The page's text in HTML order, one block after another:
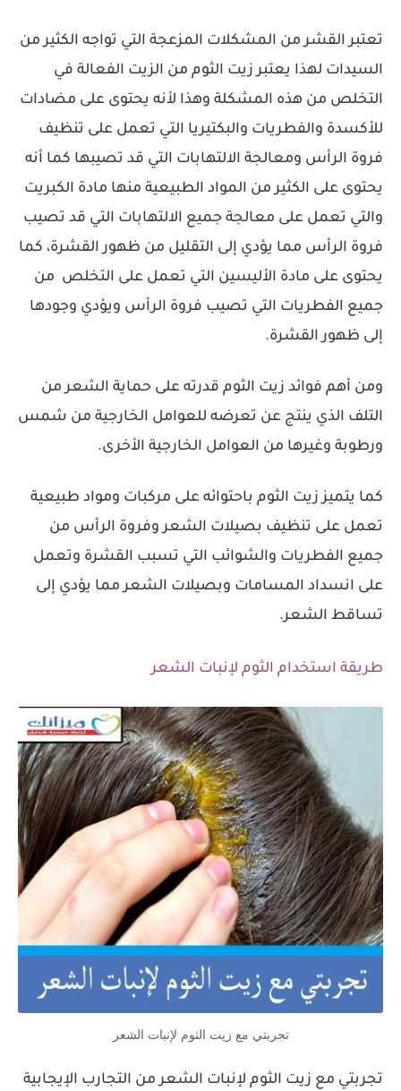
تعتبر القشر من المشكلات المزعجة التي تواجه الكثير من
السيدات لهذا يعتبر زيت الثوم من الزيت الفعالة في
التخلص من هذه المشكلة وهذا لأنه يحتوى على مضادات
للأكسدة والفطريات والبكتيريا التي تعمل على تنظيف
فروة الرأس ومعالجة الالتهابات التي قد تصيبها كما أنه
يحتوى على الكثير من المواد الطبيعية منها مادة الكبريت
والتي تعمل على معالجة جميع الالتهابات التي قد تصيب
فروة الرأس مما يؤدي إلى التقليل من ظهور القشرة، كما
يحتوى على مادة الأليسين التي تعمل على التخلص من
جميع الفطريات التي تصيب فروة الرأس ويؤدي وجودها
إلى ظهور القشرة.
ومن أهم فوائد زيت الثوم قدرته على حماية الشعر من
التلف الذي ينتج عن تعرضه للعوامل الخارجية من شمس
ورطوبة وغيرها من العوامل الخارجية الأخرى.
كما يتميز زيت الثوم باحتوائه على مركبات ومواد طبيعية
تعمل على تنظيف بصيلات الشعر وفروة الرأس من
جميع الفطريات والشوائب التي تسبب القشرة وتعمل
على انسداد المسامات وبصيلات الشعر مما يؤدي إلى
تساقط الشعر.
طريقة استخدام الثوم لإنبات الشعر
تجربتي مع زيت الثوم لإنبات الشعر
تجربتي مع زيت الثوم لإنبات الشعر من التجارب الإيجابية